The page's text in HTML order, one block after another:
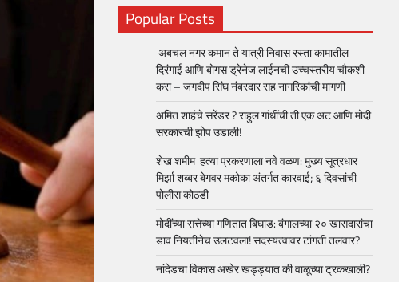
Popular Posts
अबचल नगर कमान ते यात्री निवास रस्ता कामातील
दिरंगाई आणि बोगस ड्रेनेज लाईनची उच्चस्तरीय चौकशी
करा – जगदीप सिंघ नंबरदार सह नागरिकांची मागणी
अमित शाहंचे सरेंडर ? राहुल गांधींची ती एक अट आणि मोदी
सरकारची झोप उडाली!
शेख शमीम हत्या प्रकरणाला नवे वळण: मुख्य सूत्रधार
मिर्झा शब्बर बेगवर मकोका अंतर्गत कारवाई; ६ दिवसांची
पोलीस कोठडी
मोदींच्या सत्तेच्या गणितात बिघाड: बंगालच्या २० खासदारांचा
डाव नियतीनेच उलटवला! सदस्यत्वावर टांगती तलवार?
नांदेडचा विकास अखेर खड्ड्यात की वाळूच्या ट्रकखाली?